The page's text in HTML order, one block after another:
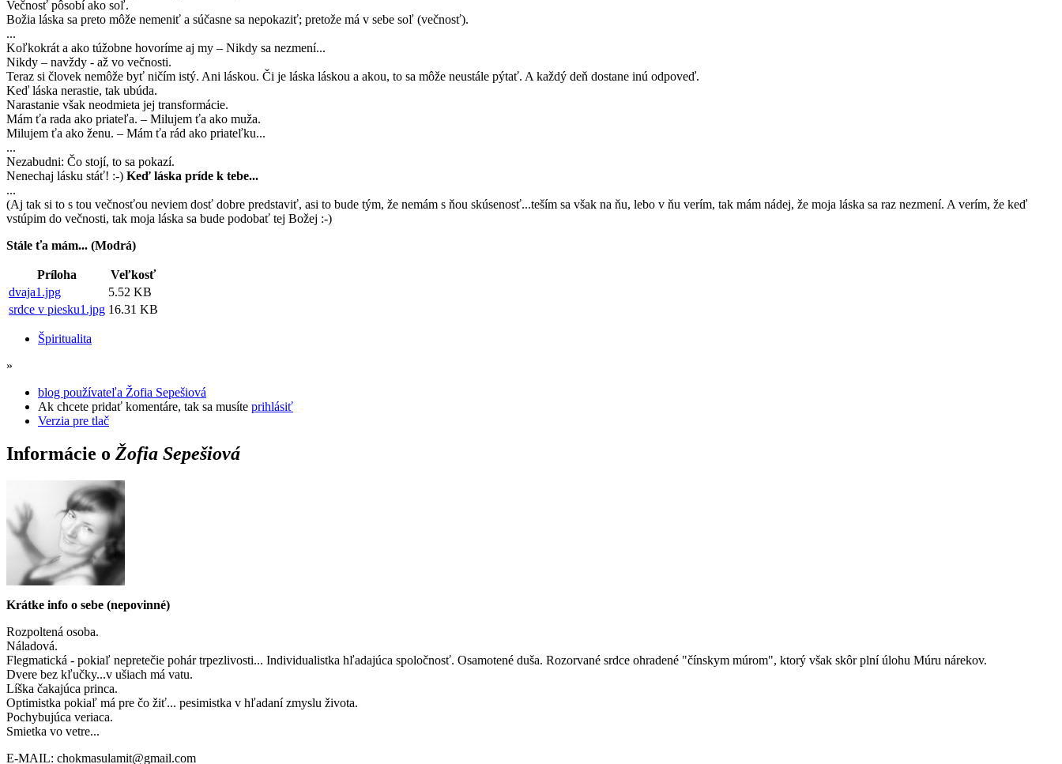
Večnosť pôsobí ako soľ.
Božia láska sa preto môže nemeniť a súčasne sa nepokaziť; pretože má v sebe soľ (večnosť).
...
Koľkokrát a ako túžobne hovoríme aj my – Nikdy sa nezmení...
Nikdy – navždy - až vo večnosti.
Teraz si človek nemôže byť ničím istý. Ani láskou. Či je láska láskou a akou, to sa môže neustále pýtať. A každý deň dostane inú odpoveď.
Keď láska nerastie, tak ubúda.
Narastanie však neodmieta jej transformácie.
Mám ťa rada ako priateľa. – Milujem ťa ako muža.
Milujem ťa ako ženu. – Mám ťa rád ako priateľku...
...
Nezabudni: Čo stojí, to sa pokazí.
Nenechaj lásku stáť! :-) Keď láska príde k tebe...
...
(Aj tak si to s tou večnosťou neviem dosť dobre predstaviť, asi to bude tým, že nemám s ňou skúsenosť...teším sa však na ňu, lebo v ňu verím, tak mám nádej, že moja láska sa raz nezmení. A verím, že keď
vstúpim do večnosti, tak moja láska sa bude podobať tej Božej :-)
Stále ťa mám... (Modrá)
Príloha
Veľkosť
dvaja1.jpg
5.52 KB
srdce v piesku1.jpg 16.31 KB
Špiritualita
»
blog používateľa Žofia Sepešiová
Ak chcete pridať komentáre, tak sa musíte prihlásiť
Verzia pre tlač
Informácie o Žofia Sepešiová
Krátke info o sebe (nepovinné)
Rozpoltená osoba.
Náladová.
Flegmatická - pokiaľ nepretečie pohár trpezlivosti... Individualistka hľadajúca spoločnosť. Osamotené duša. Rozorvané srdce ohradené "čínskym múrom", ktorý však skôr plní úlohu Múru nárekov.
Dvere bez kľučky...v ušiach má vatu.
Líška čakajúca princa.
Optimistka pokiaľ má pre čo žiť... pesimistka v hľadaní zmyslu života.
Pochybujúca veriaca.
Smietka vo vetre...
E-MAIL: chokmasulamit@gmail.com